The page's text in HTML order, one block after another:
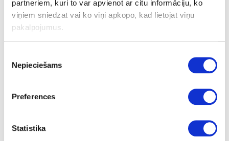
partneriem, kuri to var apvienot ar citu informāciju, ko
viņiem sniedzat vai ko viņi apkopo, kad lietojat viņu
pakalpojumus.
izvēle
Nepieciešams
Preferences
Statistika
upon order 06-S63007-SD-38-60